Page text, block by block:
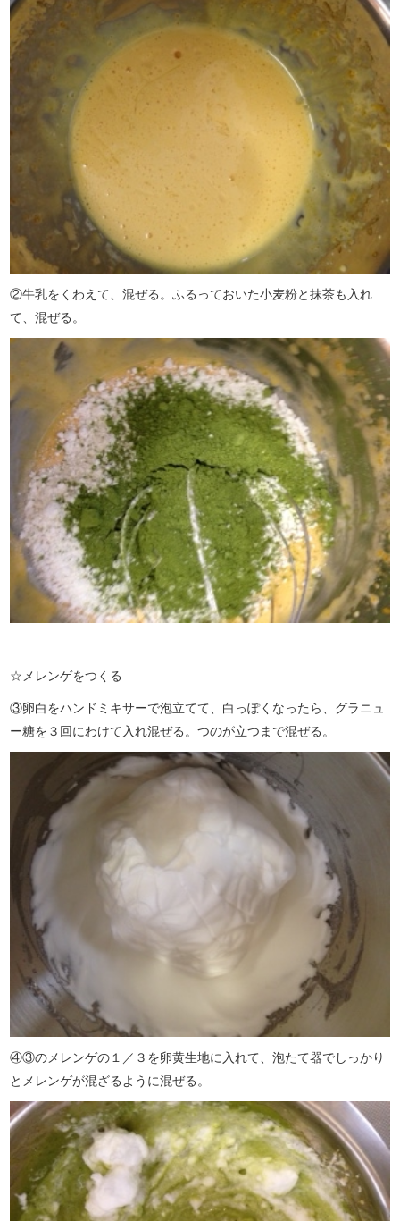
②牛乳をくわえて、混ぜる。ふるっておいた小麦粉と抹茶も入れ
て、混ぜる。
☆メレンゲをつくる
③卵白をハンドミキサーで泡立てて、白っぽくなったら、グラニュ
ー糖を３回にわけて入れ混ぜる。つのが立つまで混ぜる。
④③のメレンゲの１／３を卵黄生地に入れて、泡たて器でしっかり
とメレンゲが混ざるように混ぜる。